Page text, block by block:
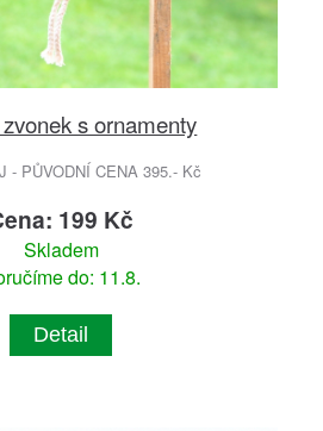
s ornamenty
- PŮVODNÍ CENA 395.- Kč
199 Kč
Skladem
do: 11.8.
Detail